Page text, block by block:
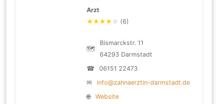
Arzt
★★★★ ☆ (6)
🗺
Bismarckstr. 11
64293 Darmstadt
☎
06151 22473
✉
info@zahnaerztin-darmstadt.de
🌐
Website